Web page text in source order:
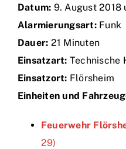
Technik
Datum: 9. August 2018
Alarmierungsart:Funk
Dauer: 21 Minuten
Einsatzart: Technische
Einsatzort: Flörsheim
Einheiten und
Feuerwehr
29)